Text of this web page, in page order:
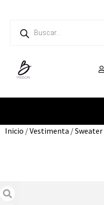
Inicio /Vestimenta /Sweater